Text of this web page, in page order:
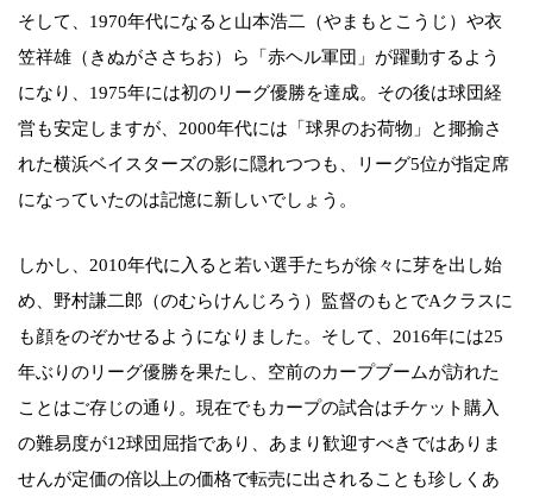
そして、1970年代になると山本浩二（やまもとこうじ）や衣
笠祥雄（きぬがささちお）ら「赤ヘル軍団」が躍動するよう
になり、1975年には初のリーグ優勝を達成。その後は球団経
営も安定しますが、2000年代には「球界のお荷物」と揶揄さ
れた横浜ベイスターズの影に隠れつつも、リーグ5位が指定席
になっていたのは記憶に新しいでしょう。
しかし、2010年代に入ると若い選手たちが徐々に芽を出し始
め、野村謙二郎（のむらけんじろう）監督のもとでAクラスに
も顔をのぞかせるようになりました。そして、2016年には25
年ぶりのリーグ優勝を果たし、空前のカープブームが訪れた
ことはご存じの通り。現在でもカープの試合はチケット購入
の難易度が12球団屈指であり、あまり歓迎すべきではありま
せんが定価の倍以上の価格で転売に出されることも珍しくあ